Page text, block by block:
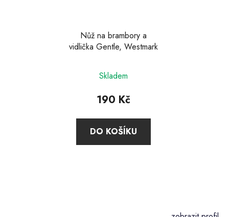
Nůž na brambory a
vidlička Gentle, Westmark
Skladem
190 Kč
DO KOŠÍKU